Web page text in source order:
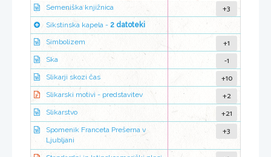
Semeniška knjižnica +3
Sikstinska kapela - 2 datoteki
Simbolizem
+1
Ska -1
Slikarji skozi čas +10
Slikarski motivi - predstavitev +2
Slikarstvo +21
Spomenik Franceta Prešerna v
Ljubljani
+3